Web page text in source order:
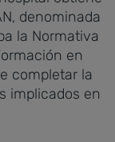
denominada
la Normativa
en
completar la
implicados en